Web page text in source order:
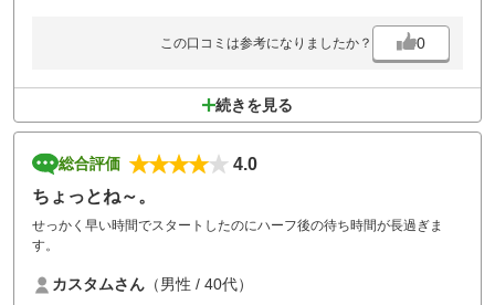
この口コミは参考になりましたか？ 0
続きを見る
総合評価
4.0
ちょっとね～。
せっかく早い時間でスタートしたのにハーフ後の待ち時間が長過ぎま
す。
カスタムさん （男性 / 40代）